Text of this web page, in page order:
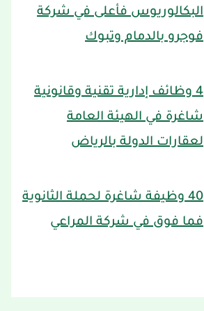
البكالوريوس فأعلى في شركة
فوجرو بالدمام وتبوك
4 وظائف إدارية تقنية وقانونية
شاغرة في الهيئة العامة
لعقارات الدولة بالرياض
40 وظيفة شاغرة لحملة الثانوية
فما فوق في شركة المراعي